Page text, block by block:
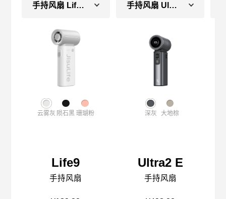
手持风扇 Life9（常规款）
云雾灰 陨石黑 珊瑚粉
Life9
手持风扇
手持风扇 Ultra2 E
深灰 大地棕
Ultra2 E
手持风扇